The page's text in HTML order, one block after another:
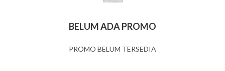
BELUM ADA PROMO
PROMO BELUM TERSEDIA